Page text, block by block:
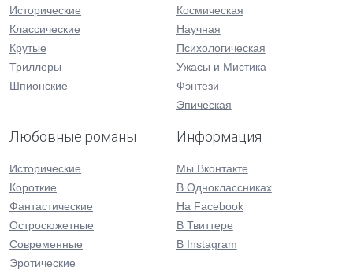
Исторические
Классические
Крутые
Триллеры
Шпионские
Космическая
Научная
Психологическая
Ужасы и Мистика
Фэнтези
Эпическая
Любовные романы
Исторические
Короткие
Фантастические
Остросюжетные
Современные
Эротические
Информация
Мы Вконтакте
В Одноклассниках
На Facebook
В Твиттере
В Instagram